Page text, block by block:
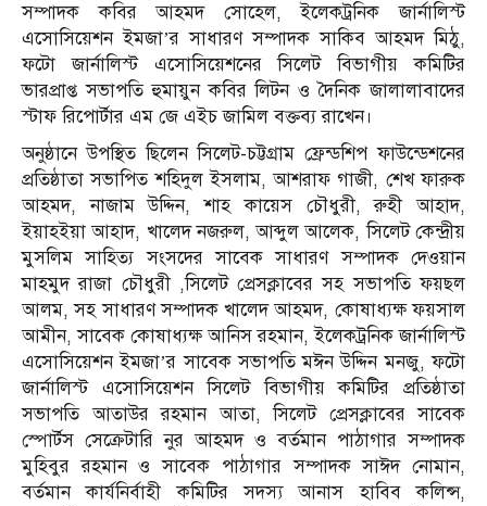
সম্পাদক কবির আহমদ সোহেল, ইলেকট্রনিক জার্নালিস্ট
এসোসিয়েশন ইমজা’র সাধারণ সম্পাদক সাকিব আহমদ মিঠু,
ফটো জার্নালিস্ট এসোসিয়েশনের সিলেট বিভাগীয় কমিটির
ভারপ্রাপ্ত সভাপতি হুমায়ুন কবির লিটন ও দৈনিক জালালাবাদের
স্টাফ রিপোর্টার এম জে এইচ জামিল বক্তব্য রাখেন।
অনুষ্ঠানে উপস্থিত ছিলেন সিলেট-চট্টগ্রাম ফ্রেন্ডশিপ ফাউন্ডেশনের
প্রতিষ্ঠাতা সভাপিত শহিদুল ইসলাম, আশরাফ গাজী, শেখ ফারুক
আহমদ, নাজাম উদ্দিন, শাহ কায়েস চৌধুরী, রুহী আহাদ,
ইয়াহইয়া আহাদ, খালেদ নজরুল, আব্দুল আলেক, সিলেট কেন্দ্রীয়
মুসলিম সাহিত্য সংসদের সাবেক সাধারণ সম্পাদক দেওয়ান
মাহমুদ রাজা চৌধুরী ,সিলেট প্রেসক্লাবের সহ সভাপতি ফয়ছল
আলম, সহ সাধারণ সম্পাদক খালেদ আহমদ, কোষাধ্যক্ষ ফয়সাল
আমীন, সাবেক কোষাধ্যক্ষ আনিস রহমান, ইলেকট্রনিক জার্নালিস্ট
এসোসিয়েশন ইমজা’র সাবেক সভাপতি মঈন উদ্দিন মনজু, ফটো
জার্নালিস্ট এসোসিয়েশন সিলেট বিভাগীয় কমিটির প্রতিষ্ঠাতা
সভাপতি আতাউর রহমান আতা, সিলেট প্রেসক্লাবের সাবেক
স্পোর্টস সেক্রেটারি নুর আহমদ ও বর্তমান পাঠাগার সম্পাদক
মুহিবুর রহমান ও সাবেক পাঠাগার সম্পাদক সাঈদ নোমান,
বর্তমান কার্যনির্বাহী কমিটির সদস্য আনাস হাবিব কলিন্স,